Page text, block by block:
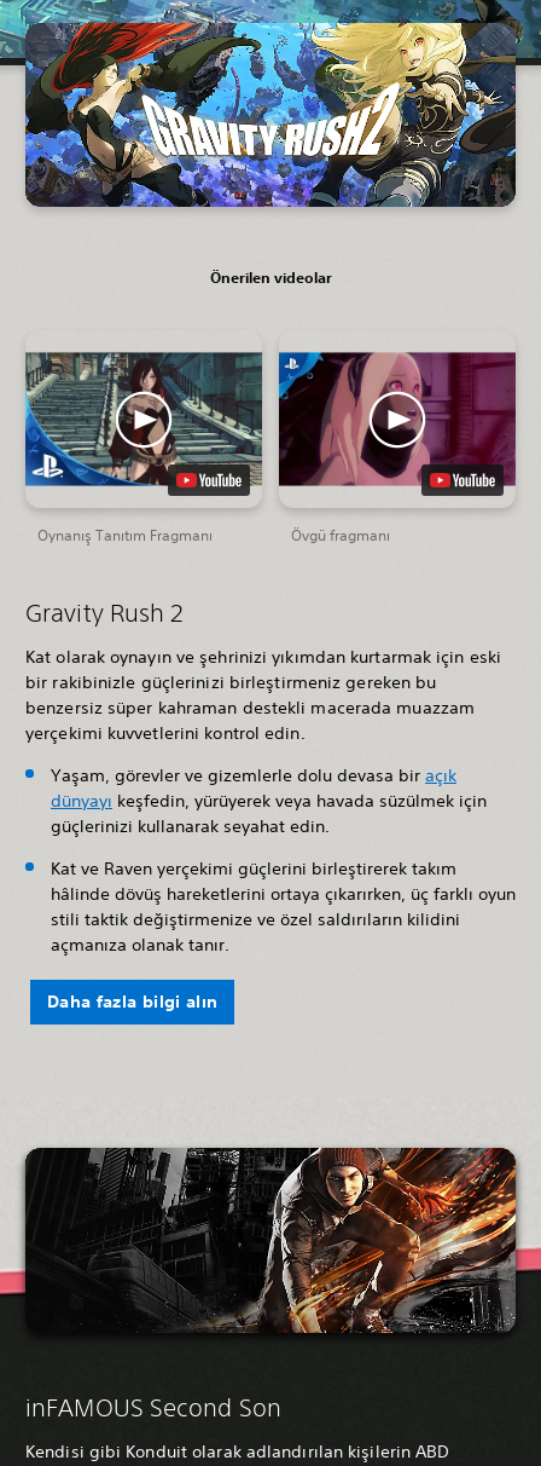
Önerilen videolar
Oynanış Tanıtım Fragmanı Övgü fragmanı
Gravity Rush 2
Kat olarak oynayın ve şehrinizi yıkımdan kurtarmak için eski
bir rakibinizle güçlerinizi birleştirmeniz gereken bu
benzersiz süper kahraman destekli macerada muazzam
yerçekimi kuvvetlerini kontrol edin.
Yaşam, görevler ve gizemlerle dolu devasa bir açık
dünyayı keşfedin, yürüyerek veya havada süzülmek için
güçlerinizi kullanarak seyahat edin.
Kat ve Raven yerçekimi güçlerini birleştirerek takım
hâlinde dövüş hareketlerini ortaya çıkarırken, üç farklı oyun
stili taktik değiştirmenize ve özel saldırıların kilidini
açmanıza olanak tanır.
Daha fazla bilgi alın
inFAMOUS Second Son
Kendisi gibi Konduit olarak adlandırılan kişilerin ABD